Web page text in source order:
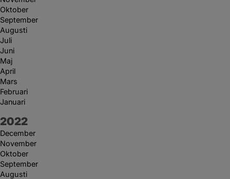
Oktober
September
Augusti
Juli
Juni
Maj
April
Mars
Februari
Januari
År:
2022
December
November
Oktober
September
Augusti